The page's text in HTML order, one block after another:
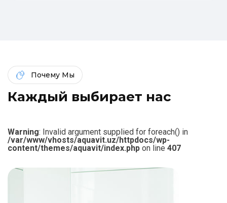
Почему Мы
Каждый выбирает нас
Warning: Invalid argument supplied for foreach() in
/var/www/vhosts/aquavit.uz/httpdocs/wp-
content/themes/aquavit/index.php on line 407